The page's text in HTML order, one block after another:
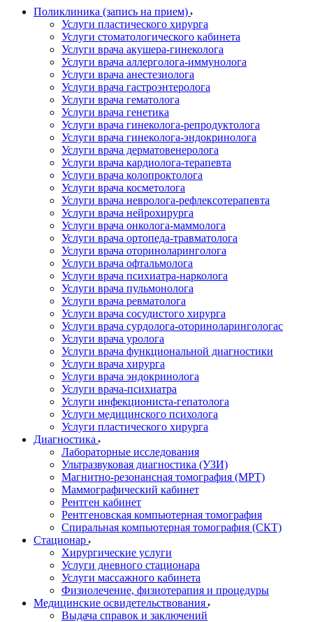
Поликлиника (запись на прием)
Услуги пластического хирурга
Услуги стоматологического кабинета
Услуги врача акушера-гинеколога
Услуги врача аллерголога-иммунолога
Услуги врача анестезиолога
Услуги врача гастроэнтеролога
Услуги врача гематолога
Услуги врача генетика
Услуги врача гинеколога-репродуктолога
Услуги врача гинеколога-эндокринолога
Услуги врача дерматовенеролога
Услуги врача кардиолога-терапевта
Услуги врача колопроктолога
Услуги врача косметолога
Услуги врача невролога-рефлексотерапевта
Услуги врача нейрохирурга
Услуги врача онколога-маммолога
Услуги врача ортопеда-травматолога
Услуги врача оториноларинголога
Услуги врача офтальмолога
Услуги врача психиатра-нарколога
Услуги врача пульмонолога
Услуги врача ревматолога
Услуги врача сосудистого хирурга
Услуги врача сурдолога-оториноларингологас
Услуги врача уролога
Услуги врача функциональной диагностики
Услуги врача хирурга
Услуги врача эндокринолога
Услуги врача-психиатра
Услуги инфекциониста-гепатолога
Услуги медицинского психолога
Услуги пластического хирурга
Диагностика
Лабораторные исследования
Ультразвуковая диагностика (УЗИ)
Магнитно-резонансная томография (МРТ)
Маммографический кабинет
Рентген кабинет
Рентгеновская компьютерная томография
Спиральная компьютерная томография (СКТ)
Стационар
Хирургические услуги
Услуги дневного стационара
Услуги массажного кабинета
Физиолечение, физиотерапия и процедуры
Медицинские освидетельствования
Выдача справок и заключений